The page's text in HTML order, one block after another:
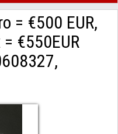
= €500 EUR,
€550EUR